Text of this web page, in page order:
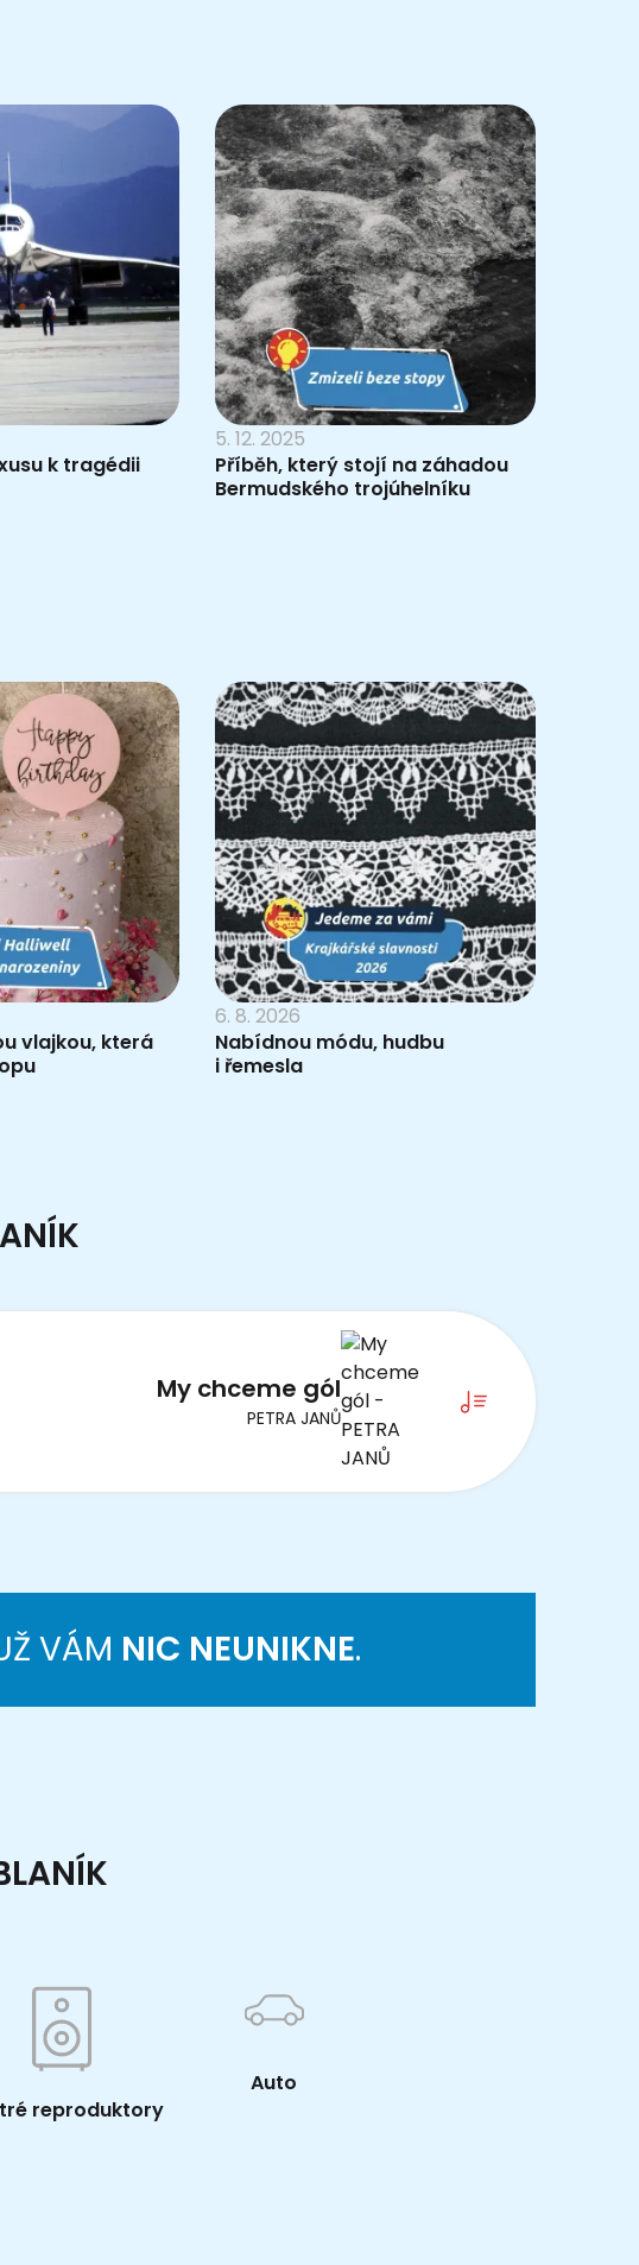
k tragédii
5. 12. 2025
Příběh, který stojí na záhadou
Bermudského trojúhelníku
vlajkou, která
6. 8. 2026
Nabídnou módu, hudbu
i řemesla
My chceme gól
PETRA JANŮ
VÁM NIC NEUNIKNE.
reproduktory
Auto